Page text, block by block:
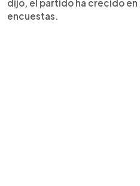
dijo, el partido ha crecido en
encuestas.